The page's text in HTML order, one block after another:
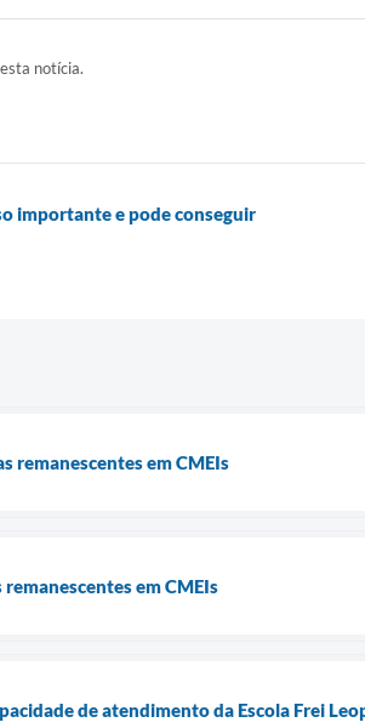
notícia.
importante e pode conseguir
remanescentes em CMEIs
remanescentes em CMEIs
de atendimento da Escola Frei